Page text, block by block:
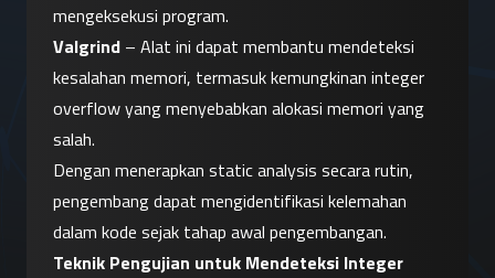
mengeksekusi program.
Valgrind – Alat ini dapat membantu mendeteksi
kesalahan memori, termasuk kemungkinan integer
overflow yang menyebabkan alokasi memori yang
salah.
Dengan menerapkan static analysis secara rutin,
pengembang dapat mengidentifikasi kelemahan
dalam kode sejak tahap awal pengembangan.
Teknik Pengujian untuk Mendeteksi Integer